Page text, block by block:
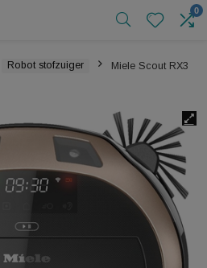
Robot stofzuiger
Miele Scout